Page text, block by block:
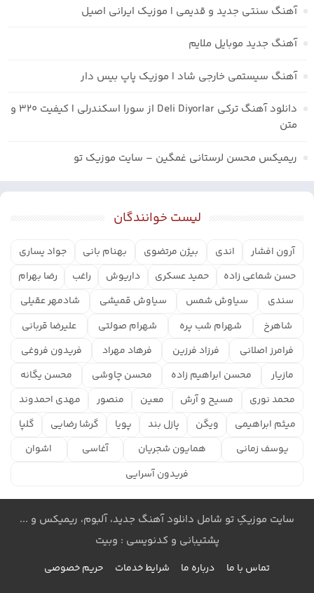
آهنگ سنتی جدید و قدیمی | موزیک ایرانی اصیل
آهنگ جدید موبایل ملایم
آهنگ سیستمی خارجی شاد | موزیک پاپ بیس دار
دانلود آهنگ ترکی Deli Diyorlar از سورا اسکندرلی | کیفیت ۳۲۰ و
متن
ریمیکس محسن لرستانی غمگین – سایت موزیک تو
لیست خوانندگان
آرون افشار اندی بیژن مرتضوی بهنام بانی
جواد یساری
حسن شماعی زاده
حمید عسکری داریوش راغب
رضا بهرام
سندی
سیاوش شمس سیاوش قمیشی
شادمهر عقیلی
شاهرخ
شهرام شب پره شهرام صولتی
علیرضا قربانی
فرامرز اصلانی
فرزاد فرزین فرهاد مهراد
فریدون فروغی
مازیار
محسن ابراهیم زاده محسن چاوشی
محسن یگانه
محمد نوری
مسیح و آرش معین منصور
مهدی احمدوند
میثم ابراهیمی
ویگن پازل بند پویا گرشا رضایی
گلپا
یوسف زمانی
همایون شجریان آغاسی
اشوان
فریدون آسرایی
سایت موزیکِ تو شامل دانلود آهنگ جدید، آلبوم، ریمیکس و ...
پشتیبانی و کدنویسی : وبیت
تماس با ما درباره ما شرایط خدمات حریم خصوصی